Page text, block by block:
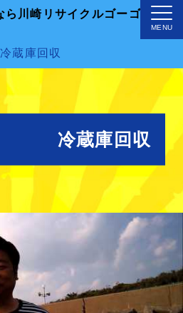
MENU
冷蔵庫回収
冷蔵庫回収